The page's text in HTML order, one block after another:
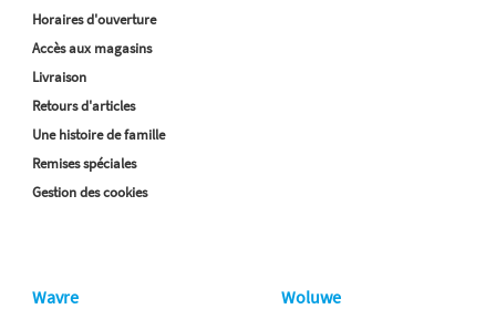
Horaires d'ouverture
Accès aux magasins
Livraison
Retours d'articles
Une histoire de famille
Remises spéciales
Gestion des cookies
Wavre Woluwe